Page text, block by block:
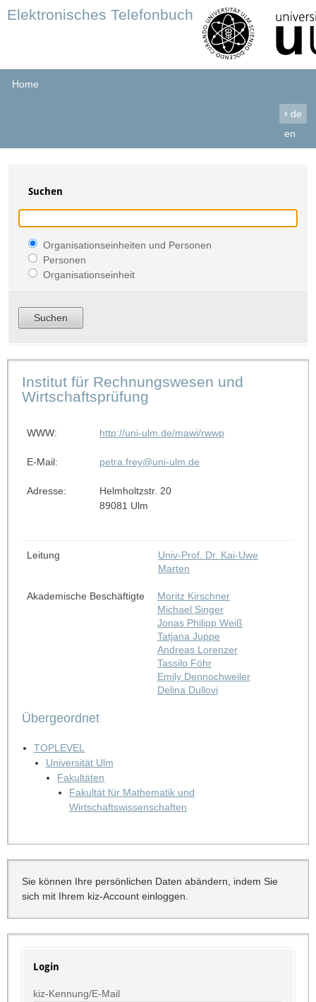
Elektronisches Telefonbuch
Home
› de
en
Suchen
Organisationseinheiten und Personen
Personen
Organisationseinheit
Institut für Rechnungswesen und
Wirtschaftsprüfung
WWW: http://uni-ulm.de/mawi/rwwp
E-Mail: petra.frey@uni-ulm.de
Adresse:
Helmholtzstr. 20
89081 Ulm
Leitung
Univ-Prof. Dr. Kai-Uwe
Marten
Akademische Beschäftigte
Moritz Kirschner
Michael Singer
Jonas Philipp Weiß
Tatjana Juppe
Andreas Lorenzer
Tassilo Föhr
Emily Dennochweiler
Delina Dullovi
Übergeordnet
TOPLEVEL
Universität Ulm
Fakultäten
Fakultät für Mathematik und
Wirtschaftswissenschaften
Sie können Ihre persönlichen Daten abändern, indem Sie
sich mit Ihrem kiz-Account einloggen.
Login
kiz-Kennung/E-Mail